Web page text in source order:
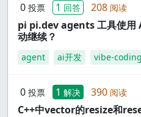
0 投票 1 回答 208 阅读
pi pi.dev agents 工具使
动继续？
agent ai开发 vibe-coding
0 投票 1 解决 390 阅读
C++中vector的resize和